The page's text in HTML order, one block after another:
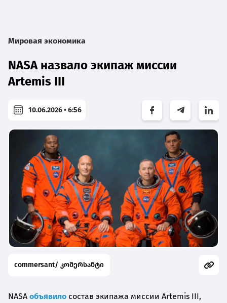
Мировая экономика
NASA назвало экипаж миссии
Artemis III
10.06.2026 • 6:56
commersant/ კომერსანტი
NASA объявило состав экипажа миссии Artemis III,